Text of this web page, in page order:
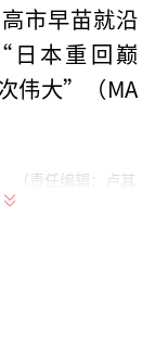
市早苗就沿
日本重回巅
伟大”（MA
（责任编辑：卢其